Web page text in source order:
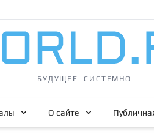
БУДУЩЕЕ. СИСТЕМНО
О сайте